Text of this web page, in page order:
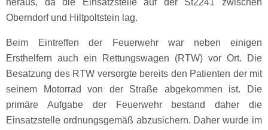
heraus, da die Einsatzstelle auf der St2241 zwischen
Oberndorf und Hiltpoltstein lag.
Beim Eintreffen der Feuerwehr war neben einigen
Ersthelfern auch ein Rettungswagen (RTW) vor Ort. Die
Besatzung des RTW versorgte bereits den Patienten der mit
seinem Motorrad von der Straße abgekommen ist. Die
primäre Aufgabe der Feuerwehr bestand daher die
Einsatzstelle ordnungsgemäß abzusichern. Daher wurde im